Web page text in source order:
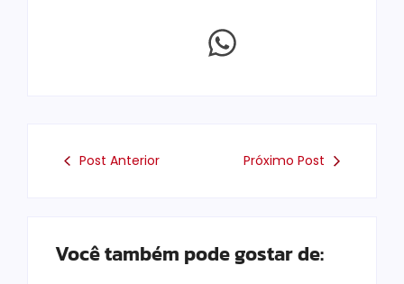
Post Anterior Próximo Post
Você também pode gostar de: